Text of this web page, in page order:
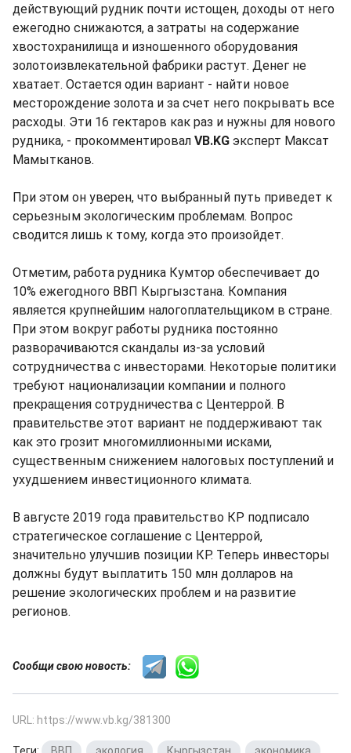
действующий рудник почти истощен, доходы от него
ежегодно снижаются, а затраты на содержание
хвостохранилища и изношенного оборудования
золотоизвлекательной фабрики растут. Денег не
хватает. Остается один вариант - найти новое
месторождение золота и за счет него покрывать все
расходы. Эти 16 гектаров как раз и нужны для нового
рудника, - прокомментировал VB.KG эксперт Максат
Мамытканов.
При этом он уверен, что выбранный путь приведет к
серьезным экологическим проблемам. Вопрос
сводится лишь к тому, когда это произойдет.
Отметим, работа рудника Кумтор обеспечивает до
10% ежегодного ВВП Кыргызстана. Компания
является крупнейшим налогоплательщиком в стране.
При этом вокруг работы рудника постоянно
разворачиваются скандалы из-за условий
сотрудничества с инвесторами. Некоторые политики
требуют национализации компании и полного
прекращения сотрудничества с Центеррой. В
правительстве этот вариант не поддерживают так
как это грозит многомиллионными исками,
существенным снижением налоговых поступлений и
ухудшением инвестиционного климата.
В августе 2019 года правительство КР подписало
стратегическое соглашение с Центеррой,
значительно улучшив позиции КР. Теперь инвесторы
должны будут выплатить 150 млн долларов на
решение экологических проблем и на развитие
регионов.
Сообщи свою новость:
URL: https://www.vb.kg/381300